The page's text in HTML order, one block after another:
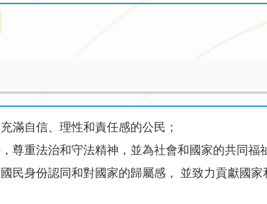
滿自信、理性和責任感的公民；
尊重法治和守法精神，並為社會和國家的共同福
民身份認同和對國家的歸屬感， 並致力貢獻國家